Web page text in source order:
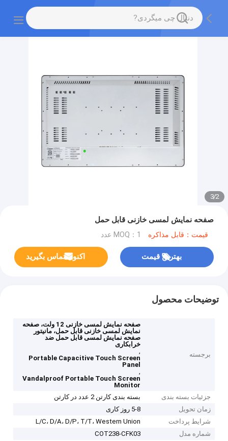
2
/
3
صفحه نمایش لمسی خازنی قابل حمل
قیمت：قابل مذاکره MOQ：1 عدد
بهترین قیمت اکنون تماس بگیرید
توضیحات محصول
برجسته
صفحه نمایش لمسی خازنی 12 ولت، صفحه
نمایش لمسی خازنی قابل حمل، مانیتور
صفحه نمایش لمسی قابل حمل ضد
خرابکاری
,
Portable Capacitive Touch Screen
Panel
,
Vandalproof Portable Touch Screen
Monitor
جزئیات بسته بندی
بسته بندی کارتن 2 عدد در کارتن
زمان تحویل
5-8 روز کاری
شرایط پرداخت
L/C، D/A، D/P، T/T، Western Union
شماره مدل
COT238-CFK03